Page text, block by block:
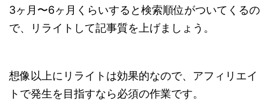
3ヶ月〜6ヶ月くらいすると検索順位がついてくるの
で、リライトして記事質を上げましょう。
想像以上にリライトは効果的なので、アフィリエイ
トで発生を目指すなら必須の作業です。